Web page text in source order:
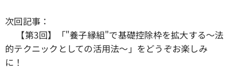
次回記事：
👉【第3回】「"養子縁組"で基礎控除枠を拡大する～法
的テクニックとしての活用法～」をどうぞお楽しみ
に！